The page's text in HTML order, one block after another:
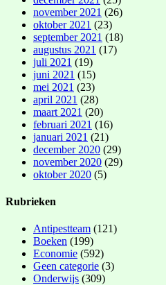
november 2021 (26)
oktober 2021 (23)
september 2021 (18)
augustus 2021 (17)
juli 2021 (19)
juni 2021 (15)
mei 2021 (23)
april 2021 (28)
maart 2021 (20)
februari 2021 (16)
januari 2021 (21)
december 2020 (29)
november 2020 (29)
oktober 2020 (5)
Rubrieken
Antipestteam (121)
Boeken (199)
Economie (592)
Geen categorie (3)
Onderwijs (309)